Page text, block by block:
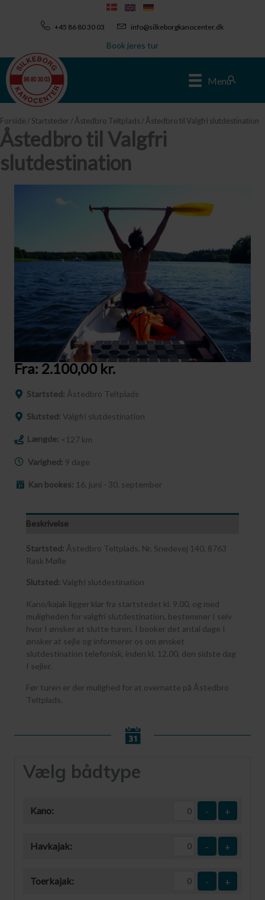
+45 86 80 30 03 info@silkeborgkanocenter.dk
Book jeres tur
Menu
Forside/ Startsteder / Åstedbro Teltplads / Åstedbro til Valgfri slutdestination
Åstedbro til Valgfri
slutdestination
Fra: 2.100,00 kr.
Startsted: Åstedbro Teltplads
Slutsted: Valgfri slutdestination
Længde: <127 km
Varighed: 9 dage
Kan bookes: 16. juni - 30. september
Beskrivelse
Startsted: Åstedbro Teltplads, Nr. Snedevej 140, 8763
Rask Mølle
Slutsted: Valgfri slutdestination
Kano/kajak ligger klar fra startstedet kl. 9.00, og med
muligheden for valgfri slutdestination, bestemmer I selv
hvor I ønsker at slutte turen. I booker det antal dage I
ønsker at sejle og informerer os om ønsket
slutdestination telefonisk, inden kl. 12.00, den sidste dag
I sejler.
Før turen er der mulighed for at overnatte på Åstedbro
Teltplads.
Vælg bådtype
Kano: - +
Havkajak: - +
Toerkajak: - +